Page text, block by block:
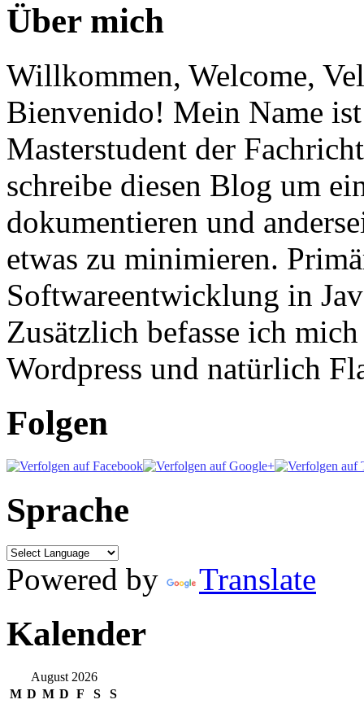
Über mich
Willkommen, Welcome,
Bienvenido! Mein Name
Masterstudent der
schreibe diesen Blog um
dokumentieren und
etwas zu minimieren.
Softwareentwicklung in
Zusätzlich befasse ich
Wordpress und natürlich
Folgen
Sprache
Powered by Translate
Kalender
August 2026
M D M D F S
S